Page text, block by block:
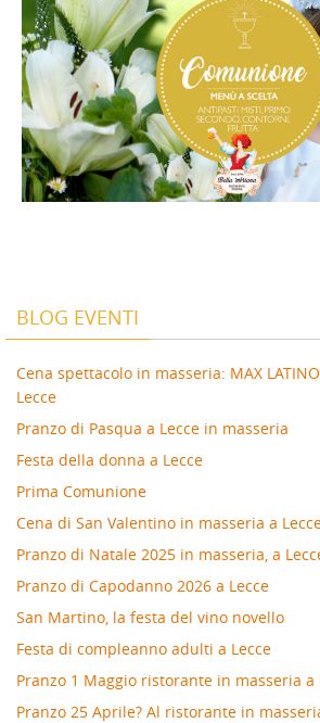
BLOG EVENTI
Cena spettacolo in masseria: MAX
Lecce
Pranzo di Pasqua a Lecce in masseria
Festa della donna a Lecce
Prima Comunione
Cena di San Valentino in masseria a
Pranzo di Natale 2025 in masseria, a
Pranzo di Capodanno 2026 a Lecce
San Martino, la festa del vino novello
Festa di compleanno adulti a Lecce
Pranzo 1 Maggio ristorante in masseria a
Pranzo 25 Aprile? Al ristorante in